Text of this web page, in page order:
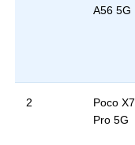
A56 5G
2
Poco X7
Pro 5G